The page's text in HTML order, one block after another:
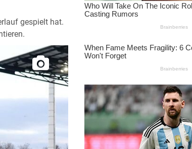
gespielt hat.